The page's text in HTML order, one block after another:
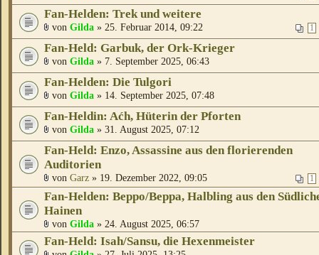
Fan-Helden: Trek und weitere
1
von Gilda » 25. Februar 2014, 09:22
Fan-Held: Garbuk, der Ork-Krieger
von Gilda » 7. September 2025, 06:43
Fan-Helden: Die Tulgori
von Gilda » 14. September 2025, 07:48
Fan-Heldin: Aćh, Hüterin der Pforten
von Gilda » 31. August 2025, 07:12
Fan-Held: Enzo, Assassine aus den florierenden
Auditorien
1
von Garz » 19. Dezember 2022, 09:05
Fan-Helden: Beppo/Beppa, Halbling aus den
Hainen
von Gilda » 24. August 2025, 06:57
Fan-Held: Isah/Sansu, die Hexenmeister